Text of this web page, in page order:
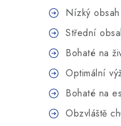
Nízký
Střední
Bohaté na
Optimální
Bohaté na
Obzvláště